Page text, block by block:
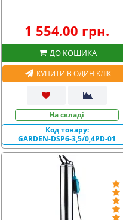
1 554.00 грн.
ДО КОШИКА
КУПИТИ В ОДИН КЛІК
На складі
Код товару:
GARDEN-DSP6-3,5/0,4PD-01